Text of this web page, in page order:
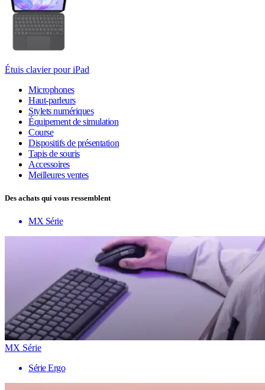
Étuis clavier pour iPad
Microphones
Haut-parleurs
Stylets numériques
Équipement de simulation
Course
Dispositifs de présentation
Tapis de souris
Accessoires
Meilleures ventes
Des achats qui vous ressemblent
MX Série
MX Série
Série Ergo